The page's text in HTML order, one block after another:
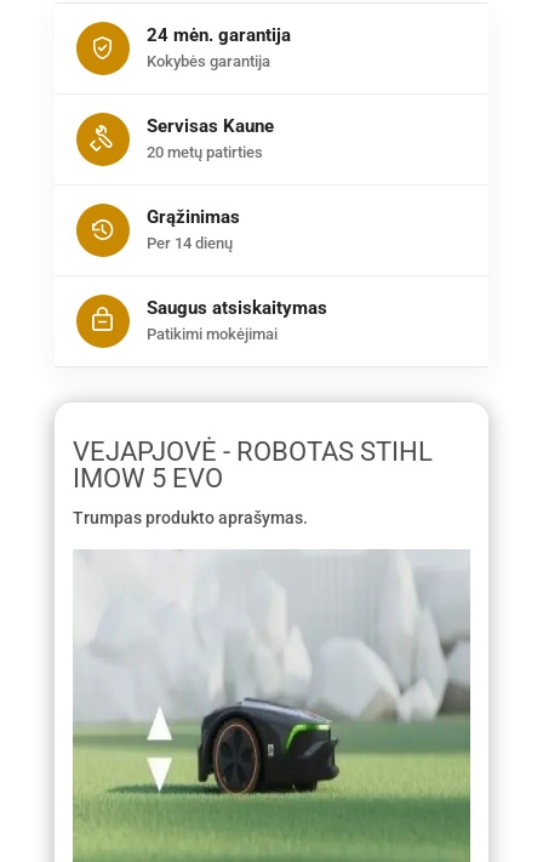
24 mėn. garantija
Kokybės garantija
Servisas Kaune
20 metų patirties
Grąžinimas
Per 14 dienų
Saugus atsiskaitymas
Patikimi mokėjimai
VEJAPJOVĖ - ROBOTAS STIHL
IMOW 5 EVO
Trumpas produkto aprašymas.